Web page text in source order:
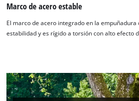
Marco de acero estable
El marco de acero integrado en la
estabilidad y es rígido a torsión con alto efecto